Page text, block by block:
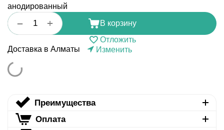
анодированный
+
−
В корзину
Отложить
Доставка в Алматы
Изменить
Преимущества
Оплата